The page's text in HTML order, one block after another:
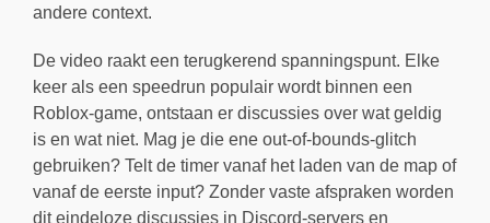
andere context.
De video raakt een terugkerend spanningspunt. Elke
keer als een speedrun populair wordt binnen een
Roblox-game, ontstaan er discussies over wat geldig
is en wat niet. Mag je die ene out-of-bounds-glitch
gebruiken? Telt de timer vanaf het laden van de map of
vanaf de eerste input? Zonder vaste afspraken worden
dit eindeloze discussies in Discord-servers en